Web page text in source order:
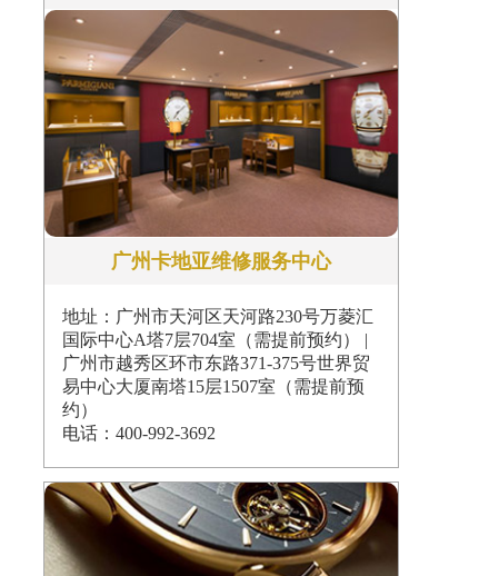
广州卡地亚维修服务中心
地址：广州市天河区天河路230号万菱汇
国际中心A塔7层704室（需提前预约） |
广州市越秀区环市东路371-375号世界贸
易中心大厦南塔15层1507室（需提前预
约）
电话：400-992-3692